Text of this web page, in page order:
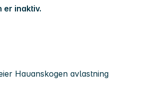
er inaktiv.
Hauanskogen avlastning